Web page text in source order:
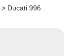
> Ducati 996